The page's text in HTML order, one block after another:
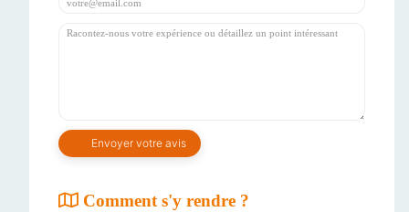
Comment s'y rendre ?